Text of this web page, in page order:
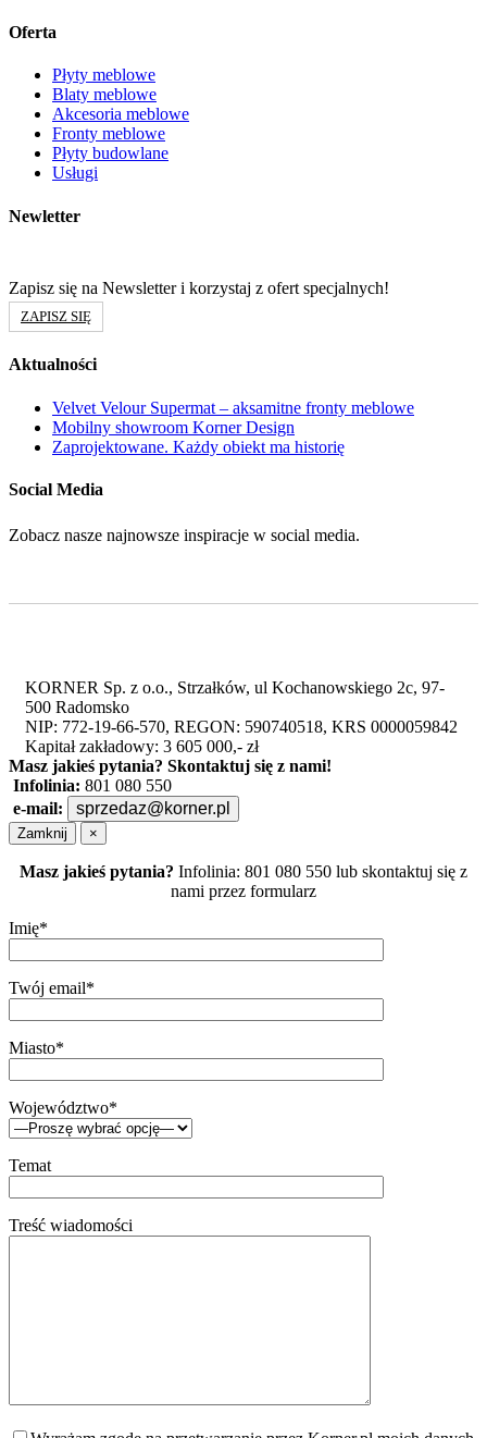
Oferta
Płyty meblowe
Blaty meblowe
Akcesoria meblowe
Fronty meblowe
Płyty budowlane
Usługi
Newletter
Zapisz się na Newsletter i korzystaj z ofert specjalnych!
ZAPISZ SIĘ
Aktualności
Velvet Velour Supermat – aksamitne fronty meblowe
Mobilny showroom Korner Design
Zaprojektowane. Każdy obiekt ma historię
Social Media
Zobacz nasze najnowsze inspiracje w social media.
KORNER Sp. z o.o., Strzałków, ul Kochanowskiego 2c, 97-
500 Radomsko
NIP: 772-19-66-570, REGON: 590740518, KRS 0000059842
Kapitał zakładowy: 3 605 000,- zł
Masz jakieś pytania? Skontaktuj się z nami!
Infolinia: 801 080 550
e-mail:
sprzedaz@korner.pl
Zamknij ×
Masz jakieś pytania? Infolinia: 801 080 550 lub skontaktuj się z
nami przez formularz
Imię*
Twój email*
Miasto*
Województwo*
Temat
Treść wiadomości